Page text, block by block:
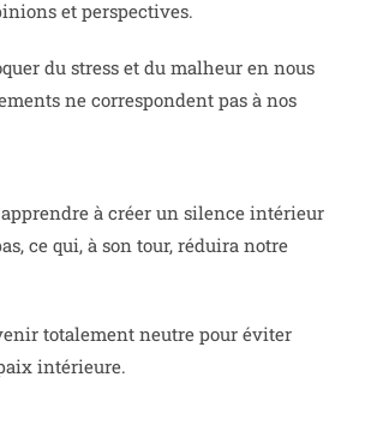
et perspectives.
du stress et du malheur en nous
ne correspondent pas à nos
à créer un silence intérieur
ce qui, à son tour, réduira notre
totalement neutre pour éviter
intérieure.